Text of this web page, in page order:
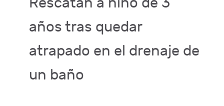
años tras quedar
atrapado en el drenaje de
un baño